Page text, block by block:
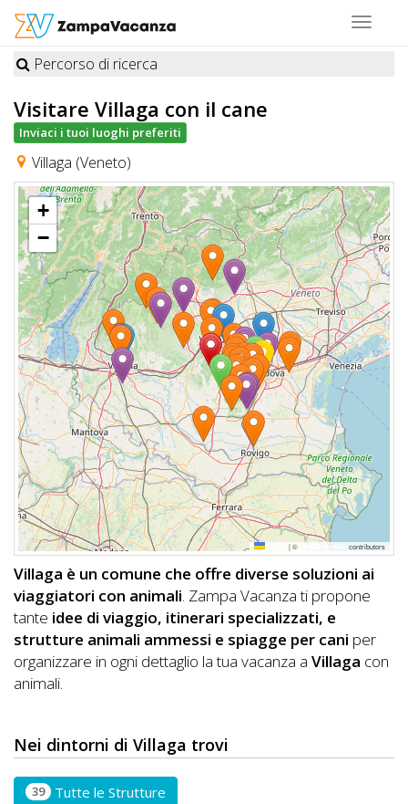
Toggle
STRUTTURE
A
DOG
LUOGHI
A
DOG
OFFERTE
A
DOG
INFO
A
DOG
CHIEDI
CODICE
SCONTO
Video
Tutorial
Percorso di ricerca
Visitare Villaga con il cane
Inviaci i tuoi luoghi preferiti
Villaga (Veneto)
+
−
|© OpenStreetMap contributors
Villaga è un comune che offre diverse soluzioni ai
viaggiatori con animali. Zampa Vacanza ti propone
tante idee di viaggio, itinerari specializzati, e
strutture animali ammessi e spiagge per cani per
organizzare in ogni dettaglio la tua vacanza a Villaga con
animali.
Nei dintorni di Villaga trovi
39 Tutte le Strutture